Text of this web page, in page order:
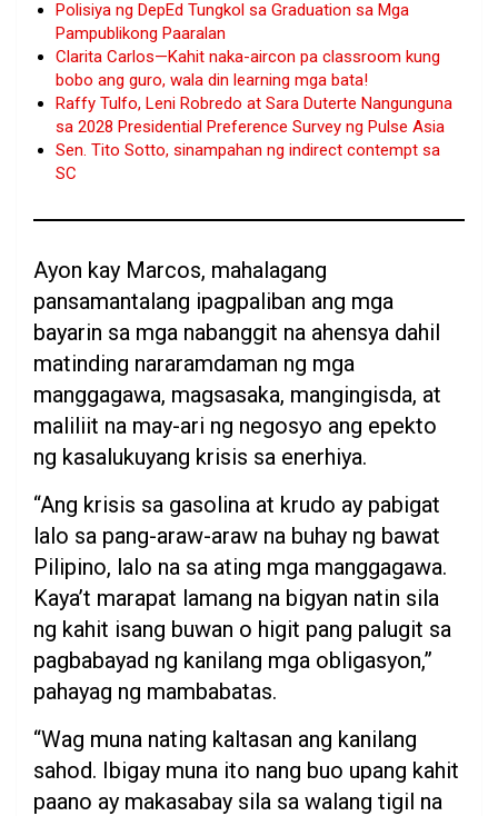
Polisiya ng DepEd Tungkol sa Graduation sa Mga
Pampublikong Paaralan
Clarita Carlos—Kahit naka-aircon pa classroom kung
bobo ang guro, wala din learning mga bata!
Raffy Tulfo, Leni Robredo at Sara Duterte Nangunguna
sa 2028 Presidential Preference Survey ng Pulse Asia
Sen. Tito Sotto, sinampahan ng indirect contempt sa
SC
Ayon kay Marcos, mahalagang
pansamantalang ipagpaliban ang mga
bayarin sa mga nabanggit na ahensya dahil
matinding nararamdaman ng mga
manggagawa, magsasaka, mangingisda, at
maliliit na may-ari ng negosyo ang epekto
ng kasalukuyang krisis sa enerhiya.
“Ang krisis sa gasolina at krudo ay pabigat
lalo sa pang-araw-araw na buhay ng bawat
Pilipino, lalo na sa ating mga manggagawa.
Kaya’t marapat lamang na bigyan natin sila
ng kahit isang buwan o higit pang palugit sa
pagbabayad ng kanilang mga obligasyon,”
pahayag ng mambabatas.
“Wag muna nating kaltasan ang kanilang
sahod. Ibigay muna ito nang buo upang kahit
paano ay makasabay sila sa walang tigil na